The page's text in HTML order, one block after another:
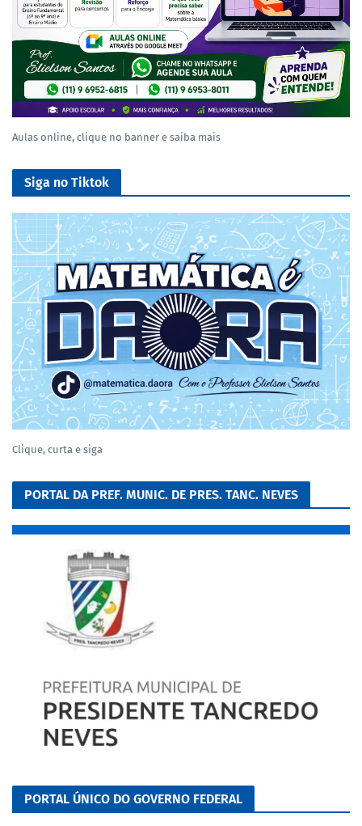
Aulas online, clique no banner e saiba mais
Siga no Tiktok
Clique, curta e siga
PORTAL DA PREF. MUNIC. DE PRES. TANC. NEVES
PORTAL ÚNICO DO GOVERNO FEDERAL